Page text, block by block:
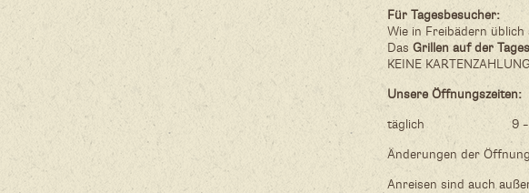
Für Tagesbesucher:
Wie in Freibädern üblich
DasGrillen auf der
KEINE
Unsere Öffnungszeiten:
täglich 9 – 13
Änderungen der
Anreisen sind auch